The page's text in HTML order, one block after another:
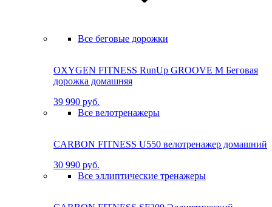
Все беговые дорожки
OXYGEN FITNESS RunUp GROOVE M Бе­го­вая
до­рож­ка до­маш­няя
39 990 руб.
Все велотренажеры
CARBON FITNESS U550 велотренажер домашний
30 990 руб.
Все эллиптические тренажеры